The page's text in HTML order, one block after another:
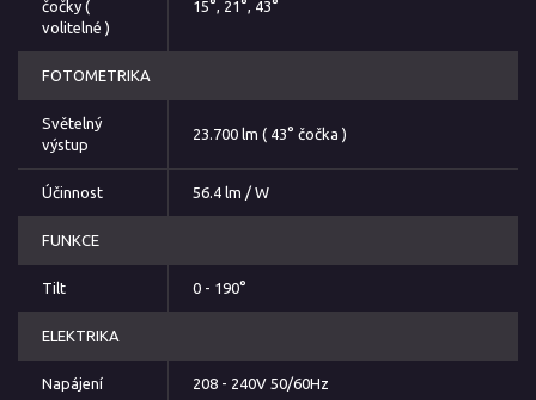
čočky (
volitelné )
15°, 21°, 43°
FOTOMETRIKA
Světelný
výstup
23.700 lm ( 43° čočka )
Účinnost 56.4 lm / W
FUNKCE
Tilt 0 - 190°
ELEKTRIKA
Napájení 208 - 240V 50/60Hz